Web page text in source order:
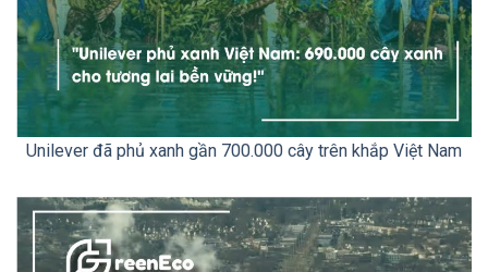
Unilever đã phủ xanh gần 700.000 cây trên khắp Việt Nam